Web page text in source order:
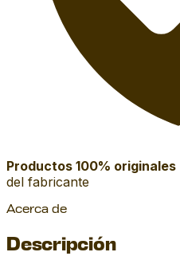
Productos 100% originales
del fabricante
Acerca de
Descripción